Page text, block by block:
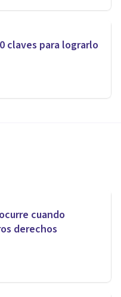
claves para lograrlo
cuando
derechos